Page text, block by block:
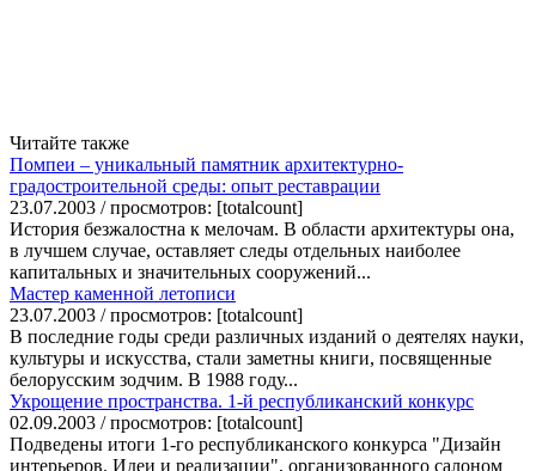
Читайте также
Помпеи – уникальный памятник архитектурно-
градостроительной среды: опыт реставрации
23.07.2003 / просмотров: [totalcount]
История безжалостна к мелочам. В области архитектуры она,
в лучшем случае, оставляет следы отдельных наиболее
капитальных и значительных сооружений...
Мастер каменной летописи
23.07.2003 / просмотров: [totalcount]
В последние годы среди различных изданий о деятелях науки,
культуры и искусства, стали заметны книги, посвященные
белорусским зодчим. В 1988 году...
Укрощение пространства. 1-й республиканский конкурс
02.09.2003 / просмотров: [totalcount]
Подведены итоги 1-го республиканского конкурса "Дизайн
интерьеров. Идеи и реализации", организованного салоном